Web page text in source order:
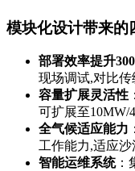
模块化设计带来的
部署效率提升
现场调试,对比传
容量扩展灵活性
可扩展至10MW/
全气候适应能力
工作能力,适应
智能运维系统：